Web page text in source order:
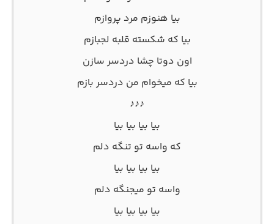
بیا هنوزم مرد پروازم
بیا که شکسته قلبه لجبازم
اون دوتا چشا دردسر سازن
بیا که میخوام من دردسر بازم
♪♪♪
‌بیا بیا بیا بیا
که واسه تو تنگه دلم
بیا بیا بیا بیا
واسه تو میجنگه دلم
بیا بیا بیا بیا